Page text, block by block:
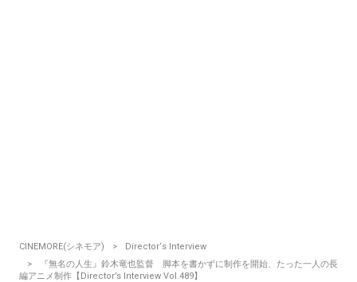
CINEMORE(シネモア)
Director‘s Interview
『無名の人生』鈴木竜也監督 脚本を書かずに制作を開始、たった一人の長
編アニメ制作【Director’s Interview Vol.489】